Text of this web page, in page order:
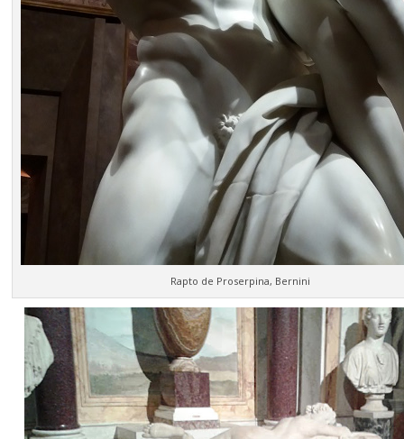
Rapto de Proserpina, Bernini